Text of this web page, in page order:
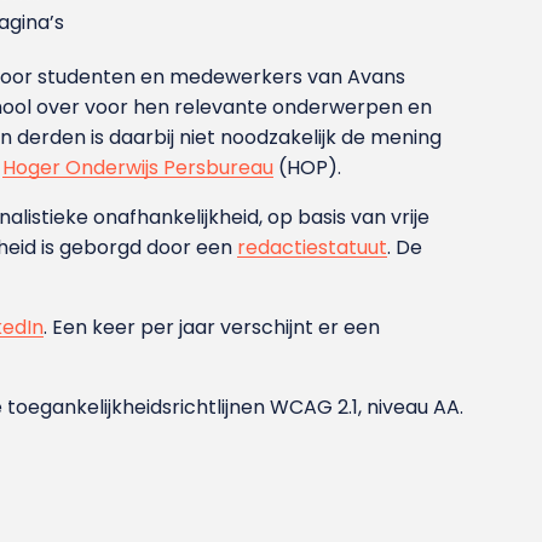
studenten en medewerkers van Avans
over voor hen relevante onderwerpen en
is daarbij niet noodzakelijk de mening
Hoger Onderwijs Persbureau (HOP).
onafhankelijkheid, op basis van vrije
is geborgd door een redactiestatuut. De
. Een keer per jaar verschijnt er een
WCAG 2.1, niveau AA.